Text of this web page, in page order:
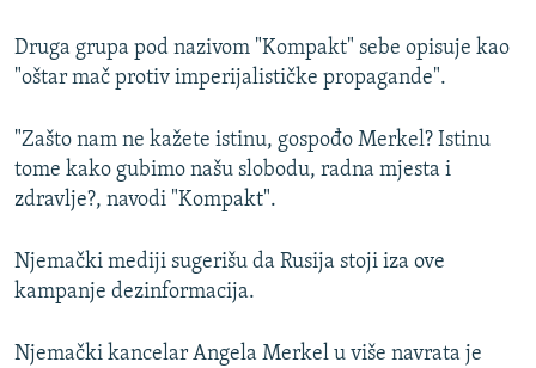
Druga grupa pod nazivom "Kompakt" sebe opisuje kao
"oštar mač protiv imperijalističke propagande".
"Zašto nam ne kažete istinu, gospođo Merkel? Istinu
tome kako gubimo našu slobodu, radna mjesta i
zdravlje?, navodi "Kompakt".
Njemački mediji sugerišu da Rusija stoji iza ove
kampanje dezinformacija.
Njemački kancelar Angela Merkel u više navrata je